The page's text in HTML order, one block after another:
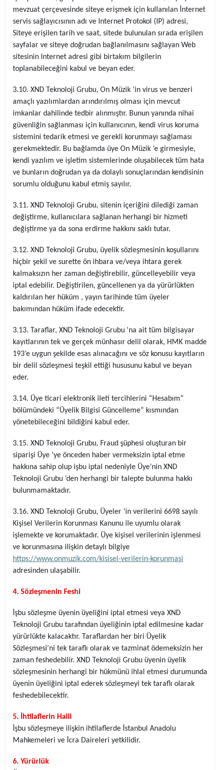
mevzuat çerçevesinde siteye erişmek için kullanılan İnternet
servis sağlayıcısının adı ve Internet Protokol (IP) adresi,
Siteye erişilen tarih ve saat, sitede bulunulan sırada erişilen
sayfalar ve siteye doğrudan bağlanılmasını sağlayan Web
sitesinin Internet adresi gibi birtakım bilgilerin
toplanabileceğini kabul ve beyan eder.
3.10. XND Teknoloji Grubu, On Müzik ’in virus ve benzeri
amaçlı yazılımlardan arındırılmış olması için mevcut
imkanlar dahilinde tedbir alınmıştır. Bunun yanında nihai
güvenliğin sağlanması için kullanıcının, kendi virus koruma
sistemini tedarik etmesi ve gerekli korunmayı sağlaması
gerekmektedir. Bu bağlamda üye On Müzik ’e girmesiyle,
kendi yazılım ve işletim sistemlerinde oluşabilecek tüm hata
ve bunların doğrudan ya da dolaylı sonuçlarından kendisinin
sorumlu olduğunu kabul etmiş sayılır.
3.11. XND Teknoloji Grubu, sitenin içeriğini dilediği zaman
değiştirme, kullanıcılara sağlanan herhangi bir hizmeti
değiştirme ya da sona erdirme hakkını saklı tutar.
3.12. XND Teknoloji Grubu, üyelik sözleşmesinin koşullarını
hiçbir şekil ve surette ön ihbara ve/veya ihtara gerek
kalmaksızın her zaman değiştirebilir, güncelleyebilir veya
iptal edebilir. Değiştirilen, güncellenen ya da yürürlükten
kaldırılan her hüküm , yayın tarihinde tüm üyeler
bakımından hüküm ifade edecektir.
3.13. Taraflar, XND Teknoloji Grubu 'na ait tüm bilgisayar
kayıtlarının tek ve gerçek münhasır delil olarak, HMK madde
193’e uygun şekilde esas alınacağını ve söz konusu kayıtların
bir delil sözleşmesi teşkil ettiği hususunu kabul ve beyan
eder.
3.14. Üye ticari elektronik ileti tercihlerini “Hesabım”
bölümündeki “Üyelik Bilgisi Güncelleme” kısmından
yönetebileceğini bildiğini kabul eder.
3.15. XND Teknoloji Grubu, Fraud şüphesi oluşturan bir
siparişi Üye ’ye önceden haber vermeksizin iptal etme
hakkına sahip olup işbu iptal nedeniyle Üye’nin XND
Teknoloji Grubu ’den herhangi bir talepte bulunma hakkı
bulunmamaktadır.
3.16. XND Teknoloji Grubu, Üyeler ’in verilerini 6698 sayılı
Kişisel Verilerin Korunması Kanunu ile uyumlu olarak
işlemekte ve korumaktadır. Üye kişisel verilerinin işlenmesi
ve korunmasına ilişkin detaylı bilgiye
https://www.onmuzik.com/kisisel-verilerin-korunmasi
adresinden ulaşabilir.
4. Sözleşmenin Feshi
İşbu sözleşme üyenin üyeliğini iptal etmesi veya XND
Teknoloji Grubu tarafından üyeliğinin iptal edilmesine kadar
yürürlükte kalacaktır. Taraflardan her biri Üyelik
Sözleşmesi'ni tek taraflı olarak ve tazminat ödemeksizin her
zaman feshedebilir. XND Teknoloji Grubu üyenin üyelik
sözleşmesinin herhangi bir hükmünü ihlal etmesi durumunda
üyenin üyeliğini iptal ederek sözleşmeyi tek taraflı olarak
feshedebilecektir.
5. İhtilaflerin Halli
İşbu sözleşmeye ilişkin ihtilaflerde İstanbul Anadolu
Mahkemeleri ve İcra Daireleri yetkilidir.
6. Yürürlük